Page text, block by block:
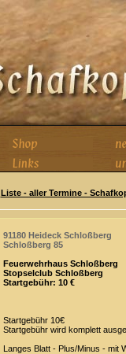
Liste - aller Termine -
91180 Heideck Schloßberg
Schloßberg 85
Feuerwehrhaus Schloßberg
Stopselclub Schloßberg
Startgebühr: 10 €
Startgebühr 10€
Startgebühr wird komplett
Langes Blatt - Plus/Minus - mit